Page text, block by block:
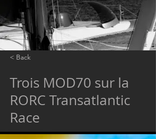
< Back
Trois MOD70 sur la
RORC Transatlantic
Race